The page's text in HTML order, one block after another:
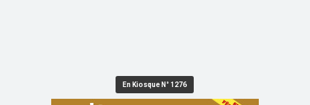
En Kiosque N° 1276